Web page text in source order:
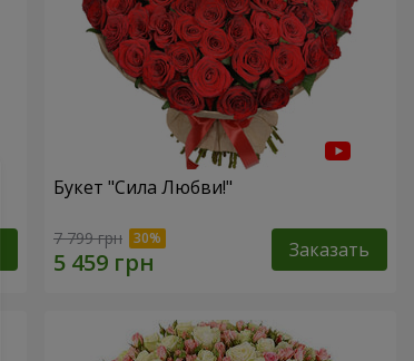
Букет "Сила Любви!"
7 799 грн Заказать